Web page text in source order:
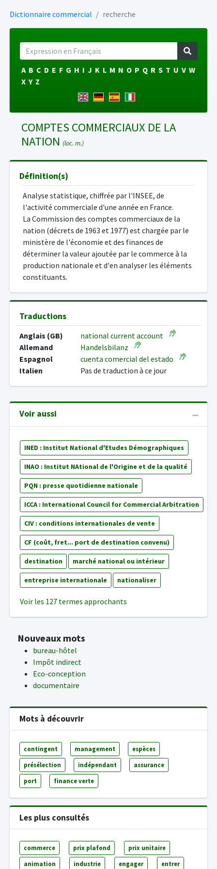
Dictionnaire commercial recherche
A B C D E F G H I J K L M N O P Q R S T U V W
X Y Z
COMPTES COMMERCIAUX DE LA
NATION (loc. m.)
Définition(s)
Analyse statistique, chiffrée par l'INSEE, de
l'activité commerciale d'une année en France.
La Commission des comptes commerciaux de la
nation (décrets de 1963 et 1977) est chargée par le
ministère de l'économie et des finances de
déterminer la valeur ajoutée par le commerce à la
production nationale et d'en analyser les éléments
constituants.
Traductions
Anglais (GB)
national current account
Allemand
Handelsbilanz
Espagnol
cuenta comercial del estado
Italien
Pas de traduction à ce jour
Voir aussi
INED : Institut National d'Etudes Démographiques
INAO : Institut NAtional de l'Origine et de la qualité
PQN : presse quotidienne nationale
ICCA : International Council for Commercial Arbitration
CIV : conditions internationales de vente
CF (coût, fret... port de destination convenu)
destination marché national ou intérieur
entreprise internationale nationaliser
Voir les 127 termes approchants
Nouveaux mots
bureau-hôtel
Impôt indirect
Eco-conception
documentaire
Mots à découvrir
contingent management espèces
présélection indépendant assurance
port finance verte
Les plus consultés
commerce prix plafond prix unitaire
animation industrie engager entrer